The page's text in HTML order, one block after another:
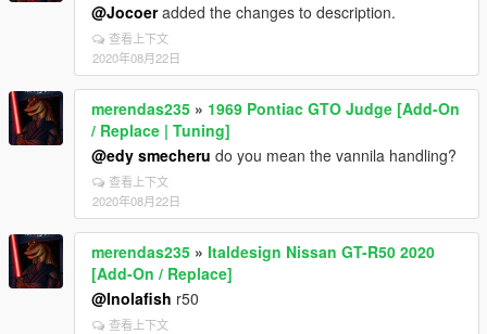
@Jocoeradded the changes to description.
查看上下文
2020年08月22日
merendas235 » 1969 Pontiac GTO Judge [Add-On
/ Replace | Tuning]
@edy smecheru do you mean the vannila handling?
查看上下文
2020年08月22日
merendas235 » Italdesign Nissan GT-R50 2020
[Add-On / Replace]
@Inolafish r50
查看上下文